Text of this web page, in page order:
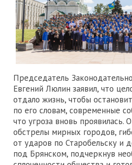
Председатель
Евгений Люлин заявил, что
отдало жизнь, чтобы
по его словам, современные
что угроза вновь проявилась.
обстрелы мирных городов,
от ударов по Старобельску и
под Брянском, подчеркнув